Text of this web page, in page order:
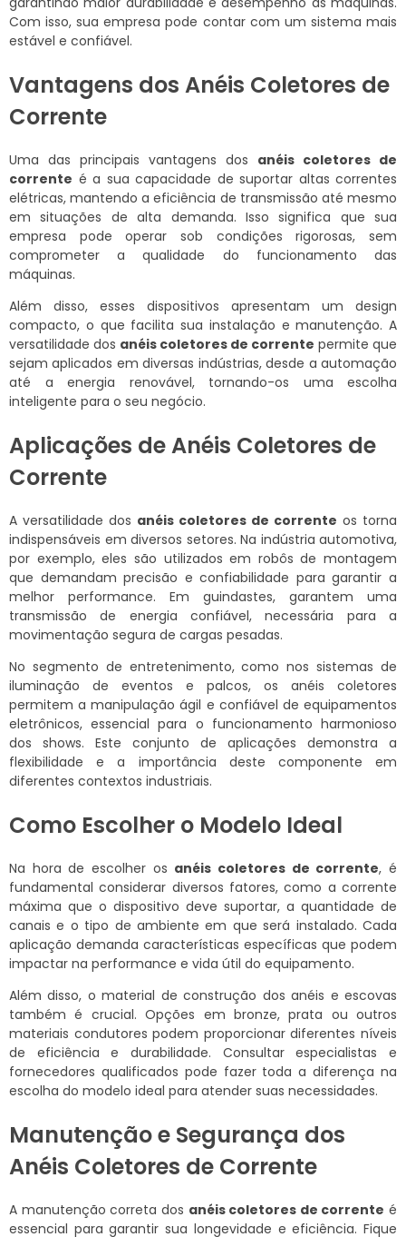
Com isso, sua empresa pode contar com um sistema mais
estável e confiável.
Vantagens dos Anéis Coletores de
Corrente
Uma das principais vantagens dos anéis coletores de
corrente é a sua capacidade de suportar altas correntes
elétricas, mantendo a eficiência de transmissão até mesmo
em situações de alta demanda. Isso significa que sua
empresa pode operar sob condições rigorosas, sem
comprometer a qualidade do funcionamento das
máquinas.
Além disso, esses dispositivos apresentam um design
compacto, o que facilita sua instalação e manutenção. A
versatilidade dos anéis coletores de corrente permite que
sejam aplicados em diversas indústrias, desde a automação
até a energia renovável, tornando-os uma escolha
inteligente para o seu negócio.
Aplicações de Anéis Coletores de
Corrente
A versatilidade dos anéis coletores de corrente os torna
indispensáveis em diversos setores. Na indústria automotiva,
por exemplo, eles são utilizados em robôs de montagem
que demandam precisão e confiabilidade para garantir a
melhor performance. Em guindastes, garantem uma
transmissão de energia confiável, necessária para a
movimentação segura de cargas pesadas.
No segmento de entretenimento, como nos sistemas de
iluminação de eventos e palcos, os anéis coletores
permitem a manipulação ágil e confiável de equipamentos
eletrônicos, essencial para o funcionamento harmonioso
dos shows. Este conjunto de aplicações demonstra a
flexibilidade e a importância deste componente em
diferentes contextos industriais.
Como Escolher o Modelo Ideal
Na hora de escolher os anéis coletores de corrente, é
fundamental considerar diversos fatores, como a corrente
máxima que o dispositivo deve suportar, a quantidade de
canais e o tipo de ambiente em que será instalado. Cada
aplicação demanda características específicas que podem
impactar na performance e vida útil do equipamento.
Além disso, o material de construção dos anéis e escovas
também é crucial. Opções em bronze, prata ou outros
materiais condutores podem proporcionar diferentes níveis
de eficiência e durabilidade. Consultar especialistas e
fornecedores qualificados pode fazer toda a diferença na
escolha do modelo ideal para atender suas necessidades.
Manutenção e Segurança dos
Anéis Coletores de Corrente
A manutenção correta dos anéis coletores de corrente é
essencial para garantir sua longevidade e eficiência. Fique